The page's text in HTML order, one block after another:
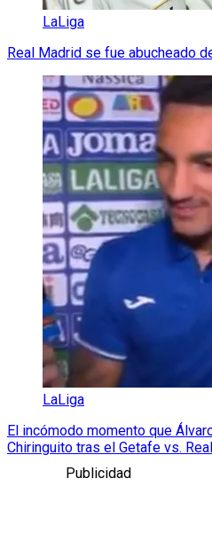
LaLiga
Real Madrid se fue abucheado
LaLiga
El incómodo momento que
Chiringuito tras el Getafe vs.
Publicidad